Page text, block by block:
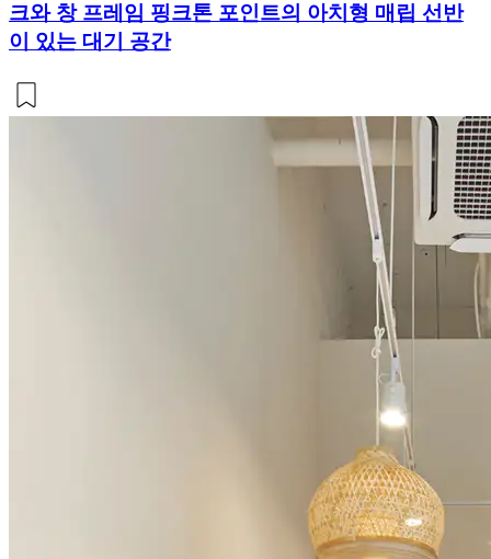
크와 창 프레임 핑크톤 포인트의 아치형 매립 선반
이 있는 대기 공간